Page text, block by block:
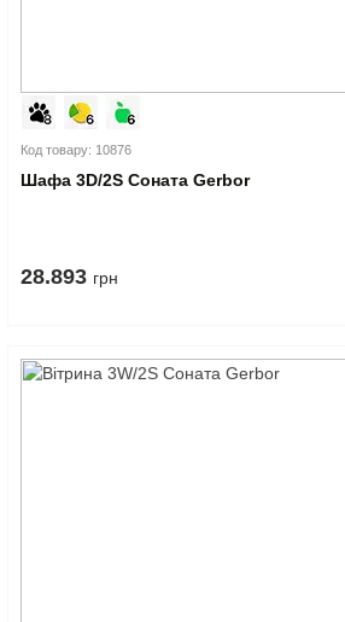
Код товару: 10876
Шафа 3D/2S Соната Gerbor
28.893 грн